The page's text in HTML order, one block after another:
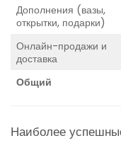
Дополнения (вазы,
открытки, подарки)
Онлайн-продажи и
доставка
Общий
Наиболее